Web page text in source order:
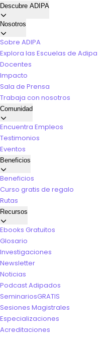
Descubre ADIPA
Nosotros
Sobre ADIPA
Explora las Escuelas de Adipa
Docentes
Impacto
Sala de Prensa
Trabaja con nosotros
Comunidad
Encuentra Empleos
Testimonios
Eventos
Beneficios
Beneficios
Curso gratis de regalo
Rutas
Recursos
Ebooks Gratuitos
Glosario
Investigaciones
Newsletter
Noticias
Podcast Adipados
SeminariosGRATIS
Sesiones Magistrales
Especializaciones
Acreditaciones